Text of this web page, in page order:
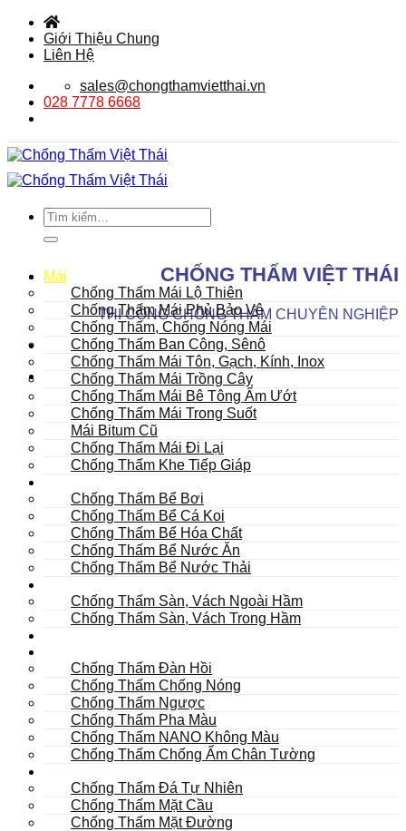
qua
Giới Thiệu Chung
Liên Hệ
sales@chongthamvietthai.vn
028 7778 6668
Tìm
kiếm:
CHỐNG THẤM VIỆT THÁI
THI CÔNG CHỐNG THẤM CHUYÊN NGHIỆP
Mái
Chống Thấm Mái Lộ Thiên
Chống Thấm Mái Phủ Bảo Vệ
Chống Thấm, Chống Nóng Mái
Chống Thấm Ban Công, Sênô
Chống Thấm Mái Tôn, Gạch, Kính, Inox
Chống Thấm Mái Trồng Cây
Chống Thấm Mái Bê Tông Ẩm Ướt
Chống Thấm Mái Trong Suốt
Mái Bitum Cũ
Chống Thấm Mái Đi Lại
Chống Thấm Khe Tiếp Giáp
Chống Thấm Bể Bơi
Chống Thấm Bể Cá Koi
Chống Thấm Bể Hóa Chất
Chống Thấm Bể Nước Ăn
Chống Thấm Bể Nước Thải
Chống Thấm Sàn, Vách Ngoài Hầm
Chống Thấm Sàn, Vách Trong Hầm
Chống Thấm Đàn Hồi
Chống Thấm Chống Nóng
Chống Thấm Ngược
Chống Thấm Pha Màu
Chống Thấm NANO Không Màu
Chống Thấm Chống Ẩm Chân Tường
Chống Thấm Đá Tự Nhiên
Chống Thấm Mặt Cầu
Chống Thấm Mặt Đường